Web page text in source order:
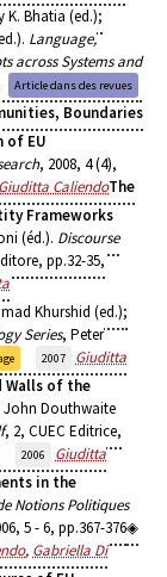
K. Bhatia (ed.);
Language,
across Systems and
Article dans des revues
Boundaries
of EU
, 2008, 4 (4),
Giuditta CaliendoThe
Frameworks
(éd.). Discourse
pp.32-35,
Khurshid (ed.);
Series, Peter
2007
Giuditta
Walls of the
John Douthwaite
, 2, CUEC Editrice,
2006
Giuditta
in the
Notions Politiques
5 - 6, pp.367-376
, Gabriella Di